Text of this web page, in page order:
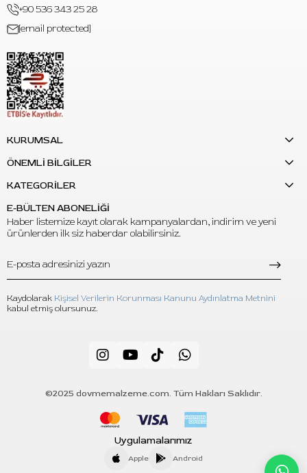
+90 536 343 25 28
[email protected]
KURUMSAL
ÖNEMLİ BİLGİLER
KATEGORİLER
E-BÜLTEN ABONELİĞİ
Haber listemize kayıt olarak kampanyalardan, indirim ve yeni
ürünlerden ilk siz haberdar olabilirsiniz.
Kaydolarak Kişisel Verilerin Korunması Kanunu Aydınlatma Metnini
kabul etmiş olursunuz.
©2025 dovmemalzeme.com. Tüm Hakları Saklıdır.
Uygulamalarımız
Apple Android